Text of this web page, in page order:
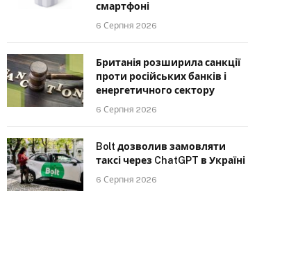
смартфоні
6 Серпня 2026
Британія розширила санкції
проти російських банків і
енергетичного сектору
6 Серпня 2026
Bolt дозволив замовляти
таксі через ChatGPT в Україні
6 Серпня 2026